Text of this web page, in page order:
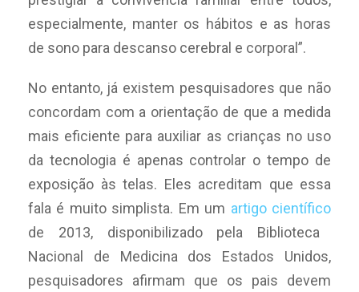
especialmente, manter os hábitos e as horas
de sono para descanso cerebral e corporal”.
No entanto, já existem pesquisadores que não
concordam com a orientação de que a medida
mais eficiente para auxiliar as crianças no uso
da tecnologia é apenas controlar o tempo de
exposição às telas. Eles acreditam que essa
fala é muito simplista. Em um artigo científico
de 2013, disponibilizado pela Biblioteca
Nacional de Medicina dos Estados Unidos,
pesquisadores afirmam que os pais devem